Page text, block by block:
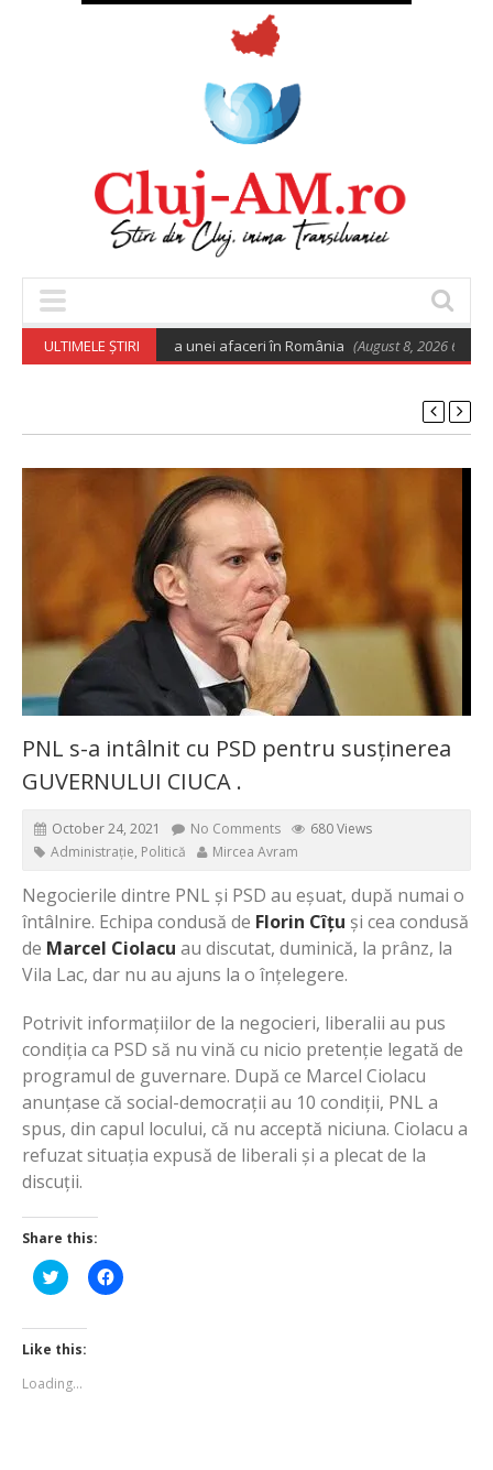
ULTIMELE ȘTIRI
pentru deschiderea unei afaceri în România (August 8, 2026 6:02 am)
PNL s-a intâlnit cu PSD pentru susținerea
GUVERNULUI CIUCA .
October 24, 2021 No Comments
680 Views
Administrație, Politică Mircea Avram
Negocierile dintre PNL și PSD au eșuat, după numai o
întâlnire. Echipa condusă de Florin Cîțu și cea condusă
de Marcel Ciolacu au discutat, duminică, la prânz, la
Vila Lac, dar nu au ajuns la o înțelegere.
Potrivit informațiilor de la negocieri, liberalii au pus
condiția ca PSD să nu vină cu nicio pretenție legată de
programul de guvernare. După ce Marcel Ciolacu
anunțase că social-democrații au 10 condiții, PNL a
spus, din capul locului, că nu acceptă niciuna. Ciolacu a
refuzat situația expusă de liberali și a plecat de la
discuții.
Share this:
Click
to
Twitter
(Opens
in
window)
Click
to
Like this:
Loading...